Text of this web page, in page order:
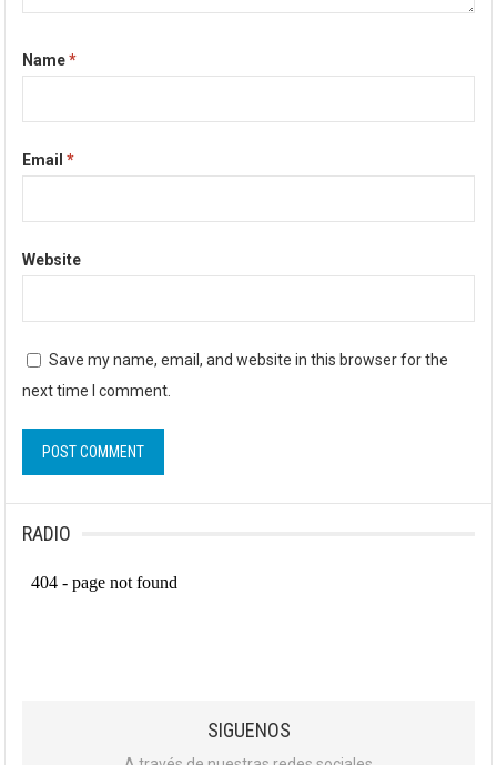
Name*
Email*
Website
Save my name, email, and website in this browser for the
next time I comment.
RADIO
SIGUENOS